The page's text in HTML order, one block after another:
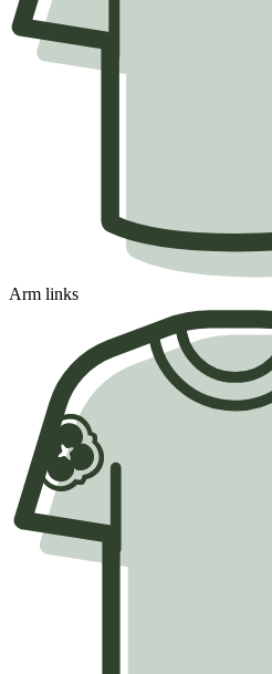
Arm links